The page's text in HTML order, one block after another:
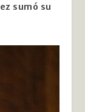
sumó su